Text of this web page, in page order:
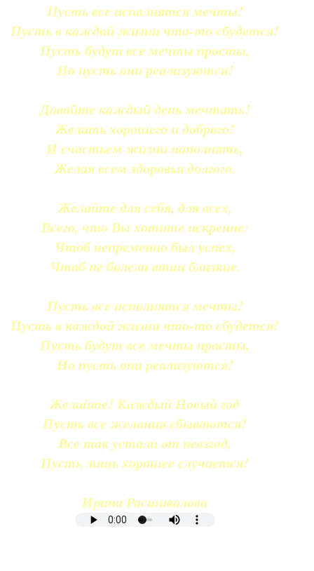
Пусть все исполнятся мечты!
Пусть в каждой жизни что-то сбудется!
Пусть будут все мечты просты,
Но пусть они реализуются!
Давайте каждый день мечтать!
Желать хорошего и доброго!
И счастьем жизни наполнять,
Желая всем здоровья долгого.
Желайте для себя, для всех,
Всего, что Вы хотите искренне:
Чтоб непременно был успех,
Чтоб не болели ваши близкие.
Пусть все исполнятся мечты!
Пусть в каждой жизни что-то сбудется!
Пусть будут все мечты просты,
Но пусть они реализуются!
Желайте! Каждый Новый год
Пусть все желания сбываются!
Все так устали от невзгод,
Пусть лишь хорошее случается!
Ирина Расшивалова